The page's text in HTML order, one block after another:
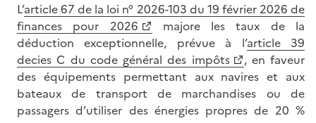
L’article 67 de la loi n° 2026-103 du 19 février 2026 de
finances pour 2026
majore les taux de la
déduction exceptionnelle, prévue à l’article 39
decies C du code général des impôts
, en faveur
des équipements permettant aux navires et aux
bateaux de transport de marchandises ou de
passagers d’utiliser des énergies propres de 20 %